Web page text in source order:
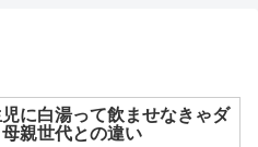
に白湯って飲ませなきゃダ
親世代との違い